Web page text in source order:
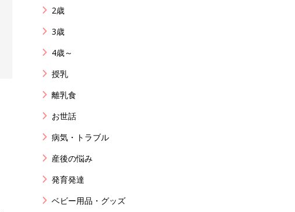
2歳
3歳
4歳～
授乳
離乳食
お世話
病気・トラブル
産後の悩み
発育発達
ベビー用品・グッズ